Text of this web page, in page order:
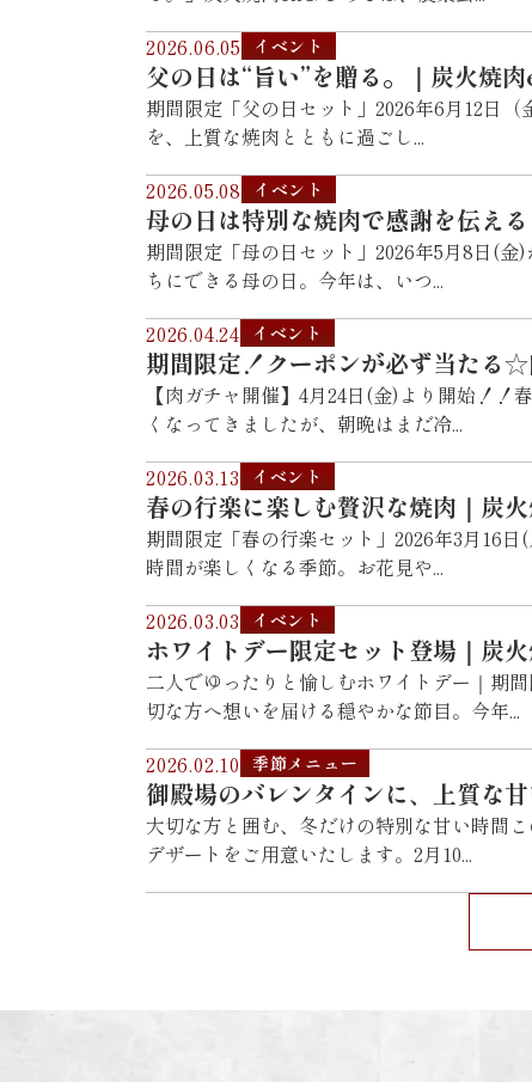
2026.06.05
イベント
父の日は“旨い”を贈る。｜炭火焼
期間限定「父の日セット」2026年6月12日
を、上質な焼肉とともに過ごし...
2026.05.08
イベント
母の日は特別な焼肉で感謝を伝え
期間限定「母の日セット」2026年5月8日(
ちにできる母の日。今年は、いつ...
2026.04.24
イベント
期間限定！クーポンが必ず当たる
【肉ガチャ開催】4月24日(金)より開始！
くなってきましたが、朝晩はまだ冷...
2026.03.13
イベント
春の行楽に楽しむ贅沢な焼肉｜炭
期間限定「春の行楽セット」2026年3月16
時間が楽しくなる季節。お花見や...
2026.03.03
イベント
ホワイトデー限定セット登場｜炭
二人でゆったりと愉しむホワイトデー｜期
切な方へ想いを届ける穏やかな節目。今年...
2026.02.10 季節メニュー
御殿場のバレンタインに、上質な
大切な方と囲む、冬だけの特別な甘い時間
デザートをご用意いたします。2月10...